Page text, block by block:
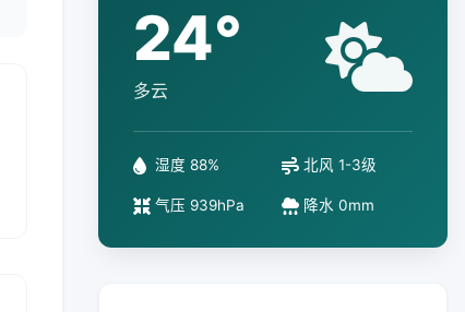
24°
多云
湿度 88% 北风 1-3级
气压 939hPa 降水 0mm